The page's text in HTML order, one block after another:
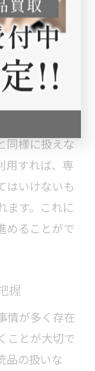
相談
に迷うこと
重品、個人
同様に扱えな
用すれば、専
はいけないも
ます。これに
めることがで
握
情が多く存在
ことが大切で
品の扱いな